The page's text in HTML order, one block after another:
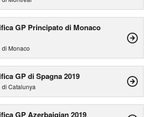
GP Principato di Monaco
di Monaco
GP di Spagna 2019
di Catalunya
GP Azerbaigian 2019